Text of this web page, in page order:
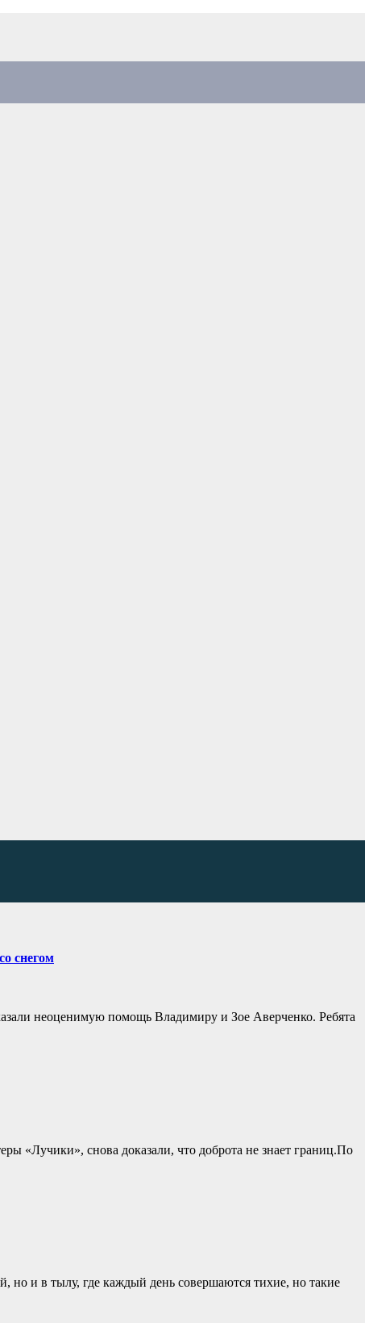
снегом
неоценимую помощь Владимиру и Зое Аверченко. Ребята
«Лучики», снова доказали, что доброта не знает границ.По
но и в тылу, где каждый день совершаются тихие, но такие